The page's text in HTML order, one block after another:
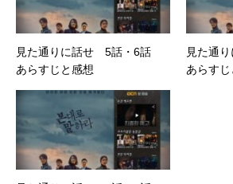
見た通りに話せ 5話・6話
あらすじと感想
見た通
あらす